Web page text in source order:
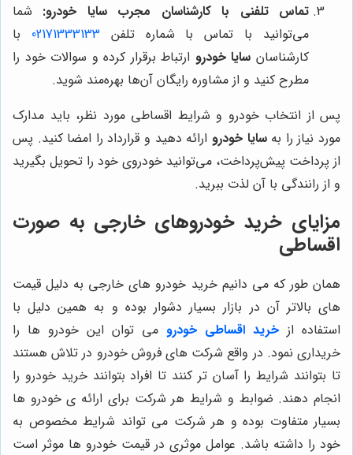
تماس تلفنی با کارشناسان مجربسایا خودرو: شما
می‌توانید با تماس با شماره تلفن02171333133 با
کارشناسان سایا خودرو ارتباط برقرار کرده و سوالات خود را
مطرح کنید و از مشاوره رایگان آن‌ها بهره‌مند شوید.
پس از انتخاب خودرو و شرایط اقساطی مورد نظر، باید مدارک
مورد نیاز را بهسایا خودرو ارائه دهید و قرارداد را امضا کنید. پس
از پرداخت پیش‌پرداخت، می‌توانید خودروی خود را تحویل بگیرید
و از رانندگی با آن لذت ببرید.
مزایای خرید خودروهای خارجی به صورت
اقساطی
همان طور که می دانیم خرید خودرو های خارجی به دلیل قیمت
های بالاتر آن در بازار بسیار دشوار بوده و به همین دلیل با
استفاده از خرید اقساطی خودرو می توان این خودرو ها را
خریداری نمود. در واقع شرکت های فروش خودرو در تلاش هستند
تا بتوانند شرایط را آسان تر کنند تا افراد بتوانند خرید خودرو را
انجام دهند. ضوابط و شرایط هر شرکت برای ارائه ی خودرو ها
بسیار متفاوت بوده و هر شرکت می تواند شرایط مخصوص به
خود را داشته باشد. عوامل موثری در قیمت خودرو ها موثر است